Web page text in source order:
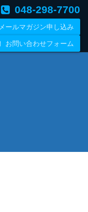
048-298-7700
メールマガジン申し込み
お問い合わせフォーム